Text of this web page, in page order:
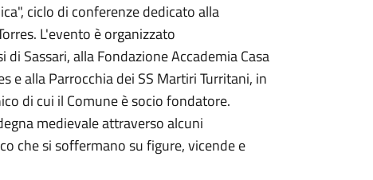
ciclo di conferenze dedicato alla
L'evento è organizzato
Sassari, alla Fondazione Accademia Casa
e alla Parrocchia dei SS Martiri Turritani, in
di cui il Comune è socio fondatore.
medievale attraverso alcuni
che si soffermano su figure, vicende e